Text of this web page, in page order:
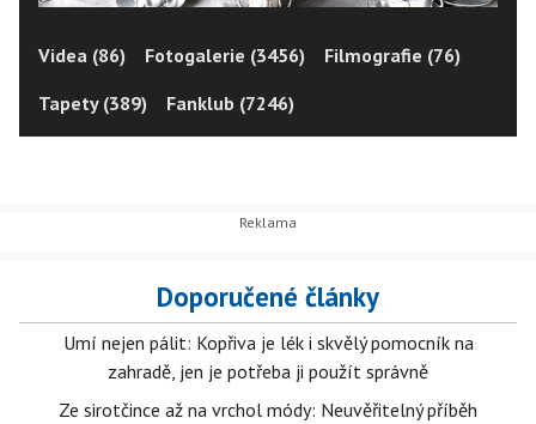
Videa (86) Fotogalerie (3456)
Filmografie (76)
Tapety (389)
Fanklub (7246)
Doporučené články
Umí nejen pálit: Kopřiva je lék i skvělý pomocník na
zahradě, jen je potřeba ji použít správně
Ze sirotčince až na vrchol módy: Neuvěřitelný příběh